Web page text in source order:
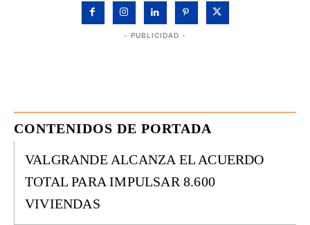
- PUBLICIDAD -
CONTENIDOS DE PORTADA
VALGRANDE ALCANZA EL ACUERDO
TOTAL PARA IMPULSAR 8.600
VIVIENDAS